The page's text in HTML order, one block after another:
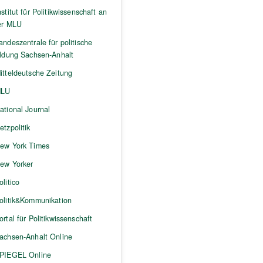
für Politikwissenschaft an
MLU
für politische
Sachsen-Anhalt
Zeitung
Journal
York Times
Yorker
für Politikwissenschaft
Anhalt Online
Online